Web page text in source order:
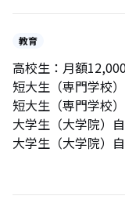
教育
高校生：月額
短大生（専門学校
短大生（専門学校
大学生（大学院）
大学生（大学院）